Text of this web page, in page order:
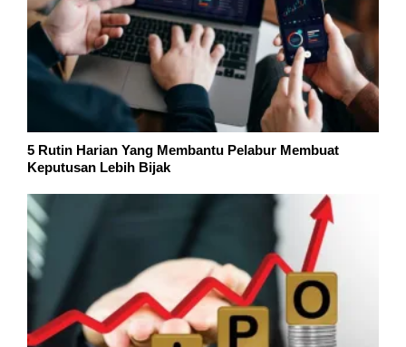
5 Rutin Harian Yang Membantu Pelabur Membuat
Keputusan Lebih Bijak